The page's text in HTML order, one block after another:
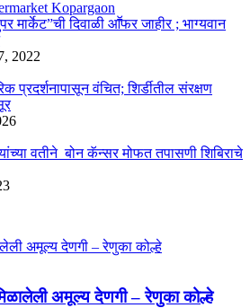
मार्केट”ची दिवाळी आॕफर जाहीर ; भाग्यवान
2022
प्रदर्शनापासून वंचित; शिर्डीतील संरक्षण
वतीने बोन कॅन्सर मोफत तपासणी शिबिराचे
अमूल्य देणगी – रेणुका कोल्हे
अमूल्य देणगी – रेणुका कोल्हे